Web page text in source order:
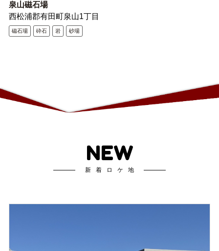
泉山磁石場
西松浦郡有田町泉山1丁目
磁石場 砕石 岩 砂場
NEW
新着ロケ地